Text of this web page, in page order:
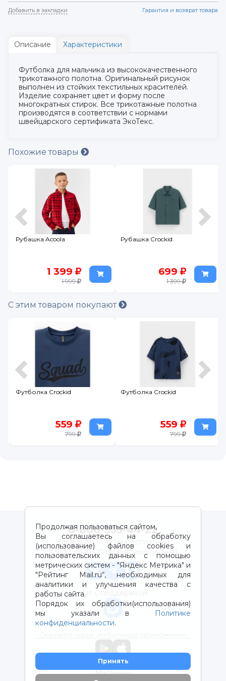
Добавить в закладки Гарантия и возврат товара
Описание Характеристики
Футболка для мальчика из высококачественного
трикотажного полотна. Оригинальный рисунок
выполнен из стойких текстильных красителей.
Изделие сохраняет цвет и форму после
многократных стирок. Все трикотажные полотна
производятся в соответствии с нормами
швейцарского сертификата ЭкоТекс.
Похожие товары
Рубашка Acoola
1 399
1 999
Рубашка Crockid
699
1 399
С этим товаром покупают
Футболка Crockid
559
799
Футболка Crockid
559
799
Продолжая пользоваться сайтом,
Вы соглашаетесь на обработку
(использование) файлов cookies и
пользовательских данных с помощью
метрических систем - "Яндекс Метрика" и
"Рейтинг Mail.ru“, необходимых для
аналитики и улучшения качества с
работы сайта.
Порядок их обработки(использования)
мы указали в
Политике
конфиденциальности.
Принять
8-800-333-44-22
Звонок по России бесплатный
с 9:00 до 21:00 (время московское)
Чат с поддержкой
Магазины